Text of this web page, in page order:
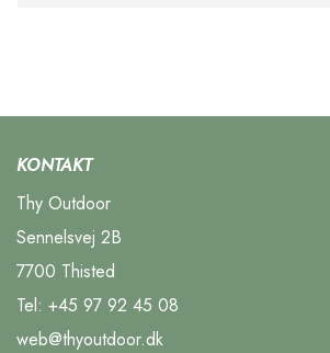
KONTAKT
Thy Outdoor
Sennelsvej 2B
7700 Thisted
Tel: +45 97 92 45 08
web@thyoutdoor.dk